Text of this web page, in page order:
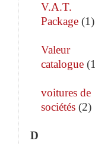
V.A.T.
Package (1)
Valeur
catalogue (1
voitures de
sociétés (2)
D